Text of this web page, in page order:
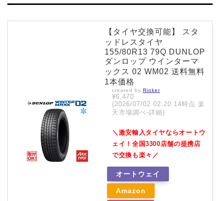
【タイヤ交換可能】 スタ
ッドレスタイヤ
155/80R13 79Q DUNLOP
ダンロップ ウインターマ
ックス 02 WM02 送料無料
1本価格
created by Rinker
¥6,470
(2026/07/02 02:20:14時点 楽
天市場調べ-詳細)
＼激安輸入タイヤならオートウ
ェイ！全国3300店舗の提携店
で交換も楽々／
オートウェイ
Amazon